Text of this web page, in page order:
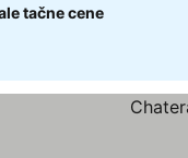
tačne cene